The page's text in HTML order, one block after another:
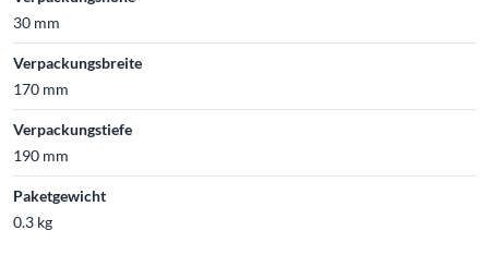
30 mm
Verpackungsbreite
170 mm
Verpackungstiefe
190 mm
Paketgewicht
0.3 kg